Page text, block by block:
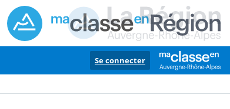
Se connecter